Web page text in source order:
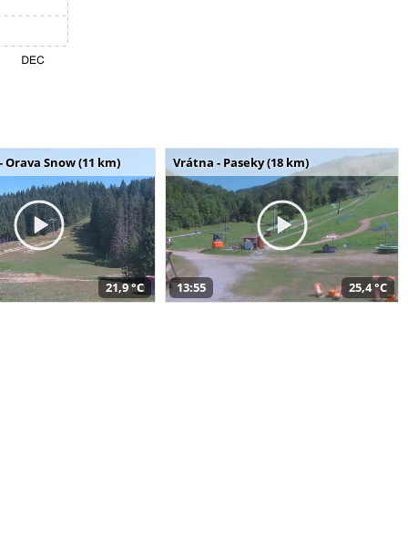
Orava Snow (11 km)
21,9 °C
Vrátna - Paseky (18 km)
13:55 25,4 °C